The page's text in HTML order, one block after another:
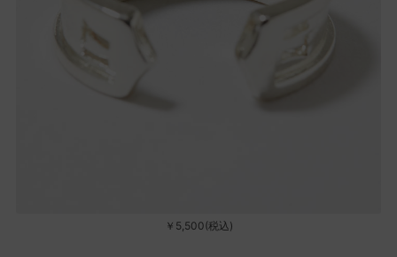
￥5,500(税込)